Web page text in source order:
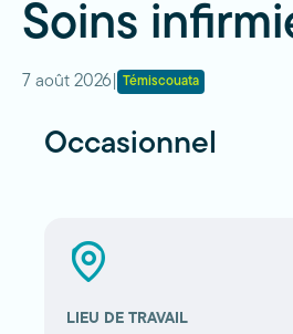
Soins
7 août 2026 Témiscouata
Occasionnel
LIEU DE TRAVAIL